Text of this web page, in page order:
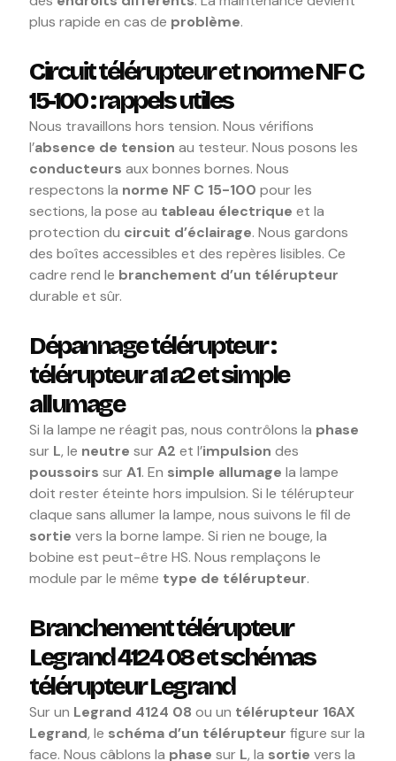
plus rapide en cas de problème.
Circuit télérupteur et norme NF C
15-100 : rappels utiles
Nous travaillons hors tension. Nous vérifions
l’absence de tension au testeur. Nous posons les
conducteurs aux bonnes bornes. Nous
respectons la norme NF C 15-100 pour les
sections, la pose au tableau électrique et la
protection du circuit d’éclairage. Nous gardons
des boîtes accessibles et des repères lisibles. Ce
cadre rend le branchement d’un télérupteur
durable et sûr.
Dépannage télérupteur :
télérupteur a1 a2 et simple
allumage
Si la lampe ne réagit pas, nous contrôlons la phase
sur L, le neutre surA2 et l’impulsion des
poussoirs surA1. En simple allumage la lampe
doit rester éteinte hors impulsion. Si le télérupteur
claque sans allumer la lampe, nous suivons le fil de
sortie vers la borne lampe. Si rien ne bouge, la
bobine est peut-être HS. Nous remplaçons le
module par le même type de télérupteur.
Branchement télérupteur
Legrand 4124 08 et schémas
télérupteur Legrand
Sur un Legrand 4124 08 ou un télérupteur 16AX
Legrand, le schéma d’un télérupteur figure sur la
face. Nous câblons la phase sur L, la sortie vers la